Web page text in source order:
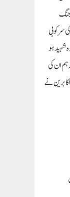
جنگ
سرکوبی
شہید ہو
ہم ان کی
نے